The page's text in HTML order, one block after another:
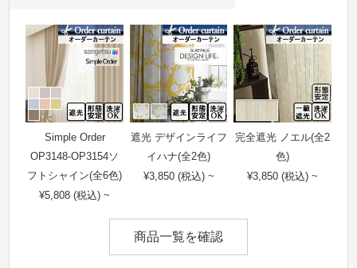
Simple Order
OP3148-OP3154ソ
フトシャイン(全6色)
¥5,808 (税込) ~
遮光 デザインライフ
イハナ(全2色)
¥3,850 (税込) ~
完全遮光 ノエル(全2
色)
¥3,850 (税込) ~
商品一覧を確認